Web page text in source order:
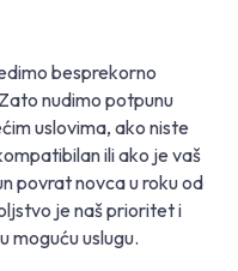
besprekorno
nudimo potpunu
uslovima, ako niste
ili ako je vaš
povrat novca u roku od
je naš prioritet i
moguću uslugu.